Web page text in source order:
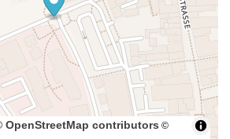
OpenStreetMap contributors ©